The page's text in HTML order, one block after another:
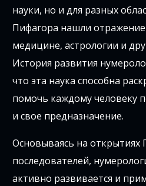
науки, но и для разных
Пифагора нашли отражение
медицине, астрологии и
История развития
что эта наука способна
помочь каждому человеку
и свое предназначение.
Основываясь на открытиях
последователей,
активно развивается и